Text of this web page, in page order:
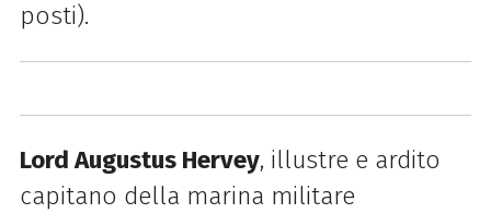
posti).
Lord Augustus Hervey, illustre e ardito
capitano della marina militare